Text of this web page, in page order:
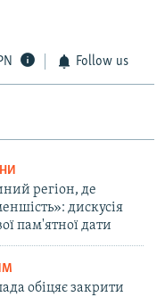
Follow us
регіон, де
дискусія
пам'ятної дати
обіцяє закрити